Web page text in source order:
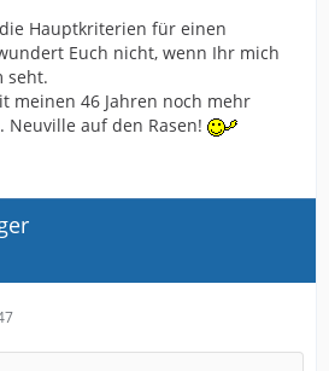
Hauptkriterien für einen
Euch nicht, wenn Ihr mich
seht.
meinen 46 Jahren noch mehr
Neuville auf den Rasen!